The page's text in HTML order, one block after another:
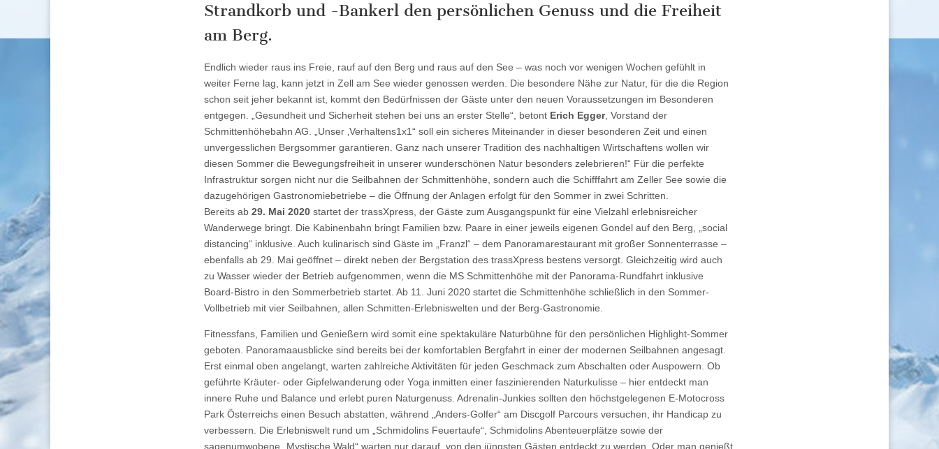
Strandkorb und -Bankerl den persönlichen Genuss und die Freiheit
am Berg.
Endlich wieder raus ins Freie, rauf auf den Berg und raus auf den See – was noch vor wenigen Wochen gefühlt in
weiter Ferne lag, kann jetzt in Zell am See wieder genossen werden. Die besondere Nähe zur Natur, für die die Region
schon seit jeher bekannt ist, kommt den Bedürfnissen der Gäste unter den neuen Voraussetzungen im Besonderen
entgegen. „Gesundheit und Sicherheit stehen bei uns an erster Stelle“, betont Erich Egger, Vorstand der
Schmittenhöhebahn AG. „Unser ‚Verhaltens1x1“ soll ein sicheres Miteinander in dieser besonderen Zeit und einen
unvergesslichen Bergsommer garantieren. Ganz nach unserer Tradition des nachhaltigen Wirtschaftens wollen wir
diesen Sommer die Bewegungsfreiheit in unserer wunderschönen Natur besonders zelebrieren!“ Für die perfekte
Infrastruktur sorgen nicht nur die Seilbahnen der Schmittenhöhe, sondern auch die Schifffahrt am Zeller See sowie die
dazugehörigen Gastronomiebetriebe – die Öffnung der Anlagen erfolgt für den Sommer in zwei Schritten.
Bereits ab 29. Mai 2020startet der trassXpress, der Gäste zum Ausgangspunkt für eine Vielzahl erlebnisreicher
Wanderwege bringt. Die Kabinenbahn bringt Familien bzw. Paare in einer jeweils eigenen Gondel auf den Berg, „social
distancing“ inklusive. Auch kulinarisch sind Gäste im „Franzl“ – dem Panoramarestaurant mit großer Sonnenterrasse –
ebenfalls ab 29. Mai geöffnet – direkt neben der Bergstation des trassXpress bestens versorgt. Gleichzeitig wird auch
zu Wasser wieder der Betrieb aufgenommen, wenn die MS Schmittenhöhe mit der Panorama-Rundfahrt inklusive
Board-Bistro in den Sommerbetrieb startet. Ab 11. Juni 2020 startet die Schmittenhöhe schließlich in den Sommer-
Vollbetrieb mit vier Seilbahnen, allen Schmitten-Erlebniswelten und der Berg-Gastronomie.
Fitnessfans, Familien und Genießern wird somit eine spektakuläre Naturbühne für den persönlichen Highlight-Sommer
geboten. Panoramaausblicke sind bereits bei der komfortablen Bergfahrt in einer der modernen Seilbahnen angesagt.
Erst einmal oben angelangt, warten zahlreiche Aktivitäten für jeden Geschmack zum Abschalten oder Auspowern. Ob
geführte Kräuter- oder Gipfelwanderung oder Yoga inmitten einer faszinierenden Naturkulisse – hier entdeckt man
innere Ruhe und Balance und erlebt puren Naturgenuss. Adrenalin-Junkies sollten den höchstgelegenen E-Motocross
Park Österreichs einen Besuch abstatten, während „Anders-Golfer“ am Discgolf Parcours versuchen, ihr Handicap zu
verbessern. Die Erlebniswelt rund um „Schmidolins Feuertaufe“, Schmidolins Abenteuerplätze sowie der
sagenumwobene „Mystische Wald“ warten nur darauf, von den jüngsten Gästen entdeckt zu werden. Oder man genießt